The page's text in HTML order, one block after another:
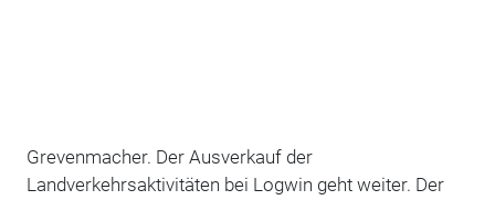
Grevenmacher. Der Ausverkauf der
Landverkehrsaktivitäten bei Logwin geht weiter. Der